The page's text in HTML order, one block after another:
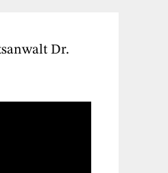
Dr.